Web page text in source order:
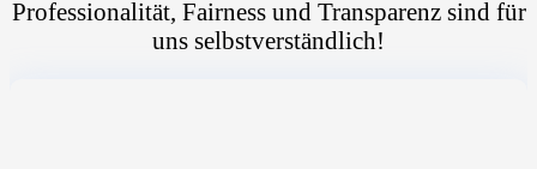
Professionalität, Fairness und Transparenz sind für
uns selbstverständlich!